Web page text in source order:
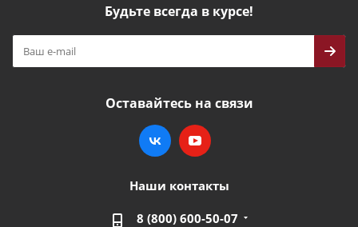
Будьте всегда в курсе!
Оставайтесь на связи
Наши контакты
8 (800) 600-50-07